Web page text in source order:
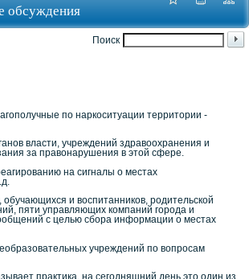
обсуждения
Поиск
по наркоситуации территории -
власти, учреждений здравоохранения и
за правонарушения в этой сфере.
на сигналы о местах
и воспитанников, родительской
пяти управляющих компаний города и
с целью сбора информации о местах
учреждений по вопросам
практика, на сегодняшний день это один из